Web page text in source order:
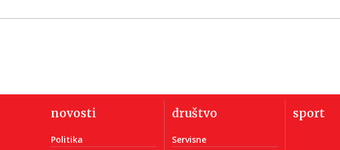
novosti
Politika
društvo
Servisne
sport